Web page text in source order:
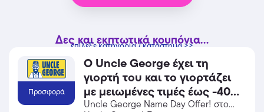
Δες και εκπτωτικά κουπόνια...
επίλεξε κατηγορία / κατάστημα >>
Προσφορά
Ο Uncle George έχει τη
γιορτή του και το γιορτάζει
με μειωμένες τιμές έως -40%
σε όλα του τα προϊόντα!
Uncle George Name Day Offer! στο